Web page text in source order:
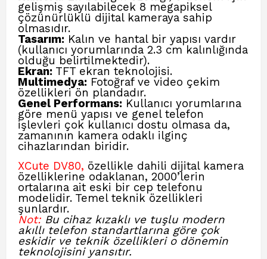
gelişmiş sayılabilecek 8 megapiksel
çözünürlüklü dijital kameraya sahip
olmasıdır.
Tasarım: Kalın ve hantal bir yapısı vardır
(kullanıcı yorumlarında 2.3 cm kalınlığında
olduğu belirtilmektedir).
Ekran: TFT ekran teknolojisi.
Multimedya: Fotoğraf ve video çekim
özellikleri ön plandadır.
Genel Performans: Kullanıcı yorumlarına
göre menü yapısı ve genel telefon
işlevleri çok kullanıcı dostu olmasa da,
zamanının kamera odaklı ilginç
cihazlarından biridir.
XCute DV80, özellikle dahili dijital kamera
özelliklerine odaklanan, 2000’lerin
ortalarına ait eski bir cep telefonu
modelidir. Temel teknik özellikleri
şunlardır.
Not: Bu cihaz kızaklı ve tuşlu modern
akıllı telefon standartlarına göre çok
eskidir ve teknik özellikleri o dönemin
teknolojisini yansıtır.